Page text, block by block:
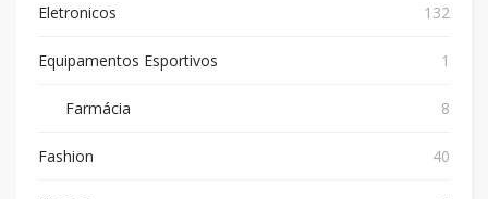
Eletronicos 132
Equipamentos Esportivos 1
Farmácia 8
Fashion 40